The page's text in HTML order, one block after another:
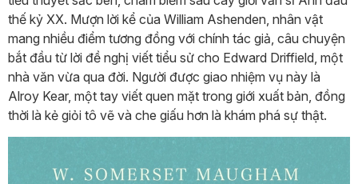
thế kỷ XX. Mượn lời kể của William Ashenden, nhân vật
mang nhiều điểm tương đồng với chính tác giả, câu chuyện
bắt đầu từ lời đề nghị viết tiểu sử cho Edward Driffield, một
nhà văn vừa qua đời. Người được giao nhiệm vụ này là
Alroy Kear, một tay viết quen mặt trong giới xuất bản, đồng
thời là kẻ giỏi tô vẽ và che giấu hơn là khám phá sự thật.